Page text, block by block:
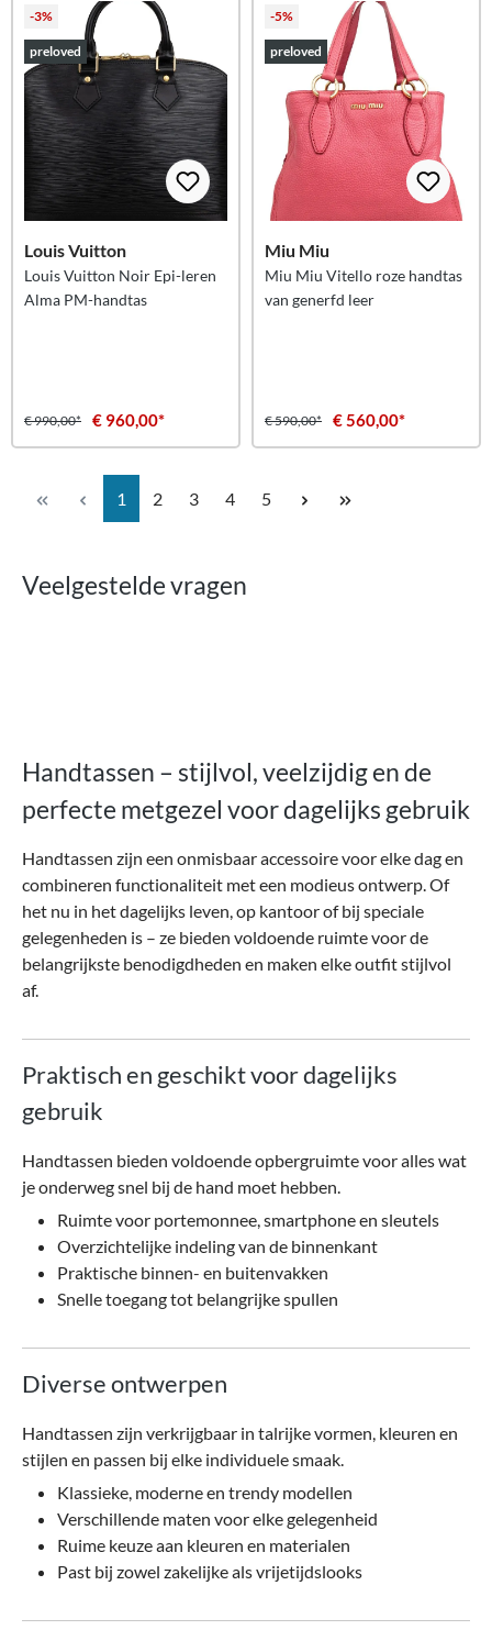
-3%
preloved
Louis Vuitton
Louis Vuitton Noir Epi-leren
Alma PM-handtas
€ 990,00* € 960,00*
-5%
preloved
Miu Miu
Miu Miu Vitello roze handtas
van generfd leer
€ 590,00* € 560,00*
Pagina
1 Pagina
2 Pagina
3 Pagina
4 Pagina
5
Veelgestelde vragen
Handtassen – stijlvol, veelzijdig en de
perfecte metgezel voor dagelijks gebruik
Handtassen zijn een onmisbaar accessoire voor elke dag en
combineren functionaliteit met een modieus ontwerp. Of
het nu in het dagelijks leven, op kantoor of bij speciale
gelegenheden is – ze bieden voldoende ruimte voor de
belangrijkste benodigdheden en maken elke outfit stijlvol
af.
Praktisch en geschikt voor dagelijks
gebruik
Handtassen bieden voldoende opbergruimte voor alles wat
je onderweg snel bij de hand moet hebben.
Ruimte voor portemonnee, smartphone en sleutels
Overzichtelijke indeling van de binnenkant
Praktische binnen- en buitenvakken
Snelle toegang tot belangrijke spullen
Diverse ontwerpen
Handtassen zijn verkrijgbaar in talrijke vormen, kleuren en
stijlen en passen bij elke individuele smaak.
Klassieke, moderne en trendy modellen
Verschillende maten voor elke gelegenheid
Ruime keuze aan kleuren en materialen
Past bij zowel zakelijke als vrijetijdslooks